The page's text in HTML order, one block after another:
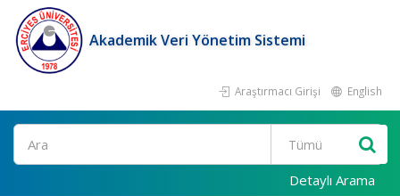
Akademik Veri Yönetim Sistemi
Araştırmacı Girişi English
Ara
Detaylı Arama